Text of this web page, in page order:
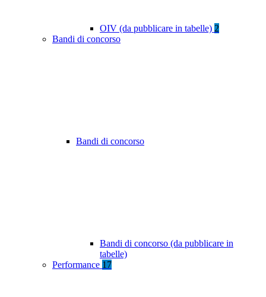
OIV (da pubblicare in tabelle) 2
Bandi di concorso
Bandi di concorso
Bandi di concorso (da pubblicare in
tabelle)
Performance 17